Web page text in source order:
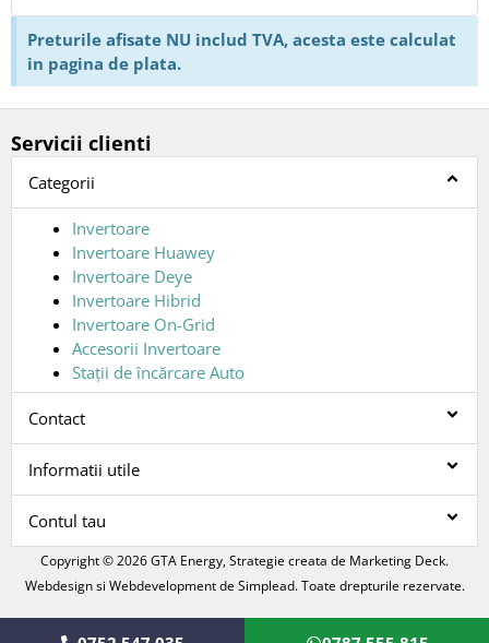
Preturile afisate NU includ TVA, acesta este calculat
in pagina de plata.
Servicii clienti
Categorii
Invertoare
Invertoare Huawey
Invertoare Deye
Invertoare Hibrid
Invertoare On-Grid
Accesorii Invertoare
Stații de încărcare Auto
Contact
Informatii utile
Contul tau
Copyright © 2026 GTA Energy, Strategie creata de Marketing Deck.
Webdesign si Webdevelopment de Simplead. Toate drepturile rezervate.